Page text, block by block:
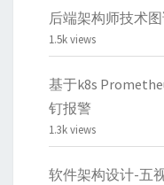
后端架构师技术
1.5k views
基于k8s
钉报警
1.3k views
软件架构设计-五